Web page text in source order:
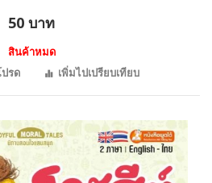
50 บาท
สินค้าหมด
รด
เพิ่มไปเปรียบเทียบ